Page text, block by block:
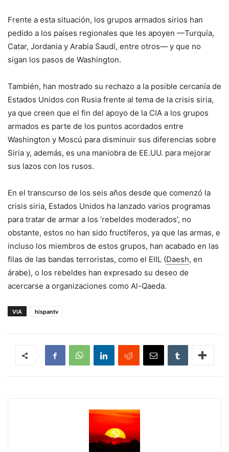
Frente a esta situación, los grupos armados sirios han
pedido a los países regionales que les apoyen —Turquía,
Catar, Jordania y Arabia Saudí, entre otros— y que no
sigan los pasos de Washington.
También, han mostrado su rechazo a la posible cercanía de
Estados Unidos con Rusia frente al tema de la crisis siria,
ya que creen que el fin del apoyo de la CIA a los grupos
armados es parte de los puntos acordados entre
Washington y Moscú para disminuir sus diferencias sobre
Siria y, además, es una maniobra de EE.UU. para mejorar
sus lazos con los rusos.
En el transcurso de los seis años desde que comenzó la
crisis siria, Estados Unidos ha lanzado varios programas
para tratar de armar a los ‘rebeldes moderados’, no
obstante, estos no han sido fructíferos, ya que las armas, e
incluso los miembros de estos grupos, han acabado en las
filas de las bandas terroristas, como el EIIL (Daesh, en
árabe), o los rebeldes han expresado su deseo de
acercarse a organizaciones como Al-Qaeda.
VIA hispantv